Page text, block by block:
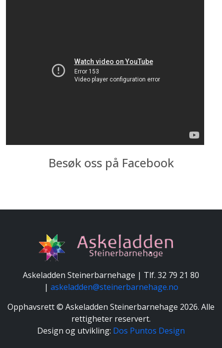
Besøk oss på Facebook
Askeladden Steinerbarnehage | Tlf. 32 79 21 80
| askeladden@steinerbarnehage.no
Opphavsrett © Askeladden Steinerbarnehage 2026. Alle
rettigheter reservert.
Design og utvikling: Dos Puntos Design